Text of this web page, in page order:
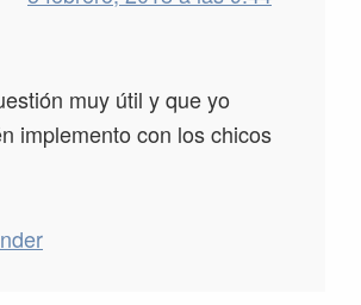
muy útil y que yo
implemento con los chicos